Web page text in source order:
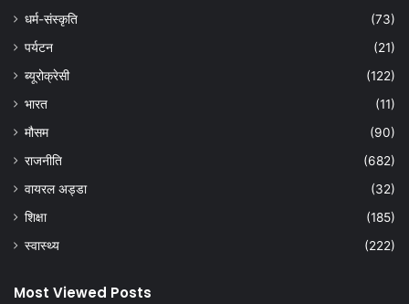
धर्म-संस्कृति
(73)
पर्यटन
(21)
ब्यूरोक्रेसी
(122)
भारत
(11)
मौसम
(90)
राजनीति
(682)
वायरल अड्डा
(32)
शिक्षा
(185)
स्वास्थ्य
(222)
Most Viewed Posts